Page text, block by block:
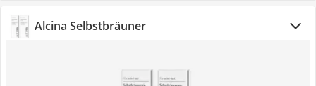
Alcina Selbstbräuner